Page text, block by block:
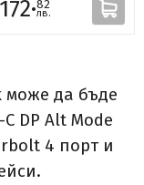
172·82
лв.
може да бъде
DP Alt Mode
4 порт и